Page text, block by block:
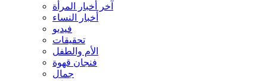
آخر أخبار المرأة
أخبار النساء
فيديو
تحقيقات
الأم والطفل
فنجان قهوة
جمال